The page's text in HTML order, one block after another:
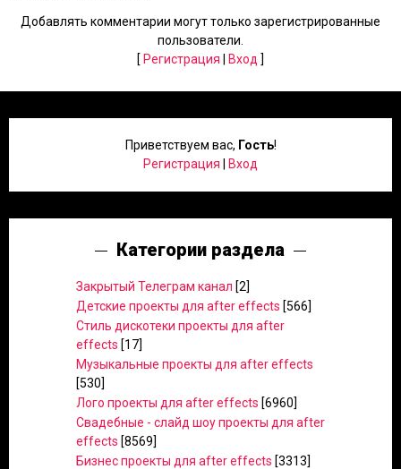
Добавлять комментарии могут только зарегистрированные
пользователи.
[ Регистрация Вход ]
Приветствуем вас, Гость!
Регистрация
Вход
Категории раздела
Закрытый Телеграм канал [2]
Детские проекты для after effects [566]
Стиль дискотеки проекты для after
effects [17]
Музыкальные проекты для after effects
[530]
Лого проекты для after effects [6960]
Свадебные - слайд шоу проекты для after
effects [8569]
Бизнес проекты для after effects [3313]